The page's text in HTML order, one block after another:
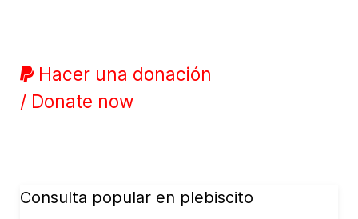
Hacer una donación
/ Donate now
Consulta popular en plebiscito